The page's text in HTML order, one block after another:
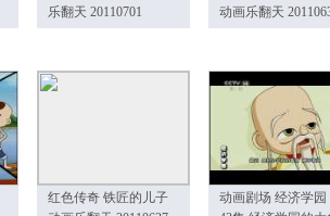
乐翻天 20110701
动画乐翻天
红色传奇 铁匠的儿子
动画剧场 经济学园